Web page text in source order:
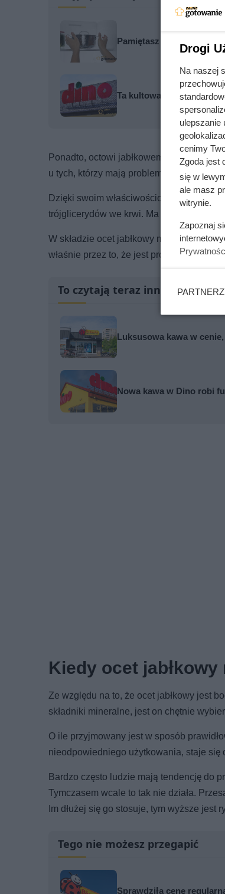
Pamiętasz ją z wakacji u
Ta kultowa kawa mocno
Ponadto, octowi jabłkowemu przypisuje
u tych, którzy mają problemy ze zbyt
Dzięki swoim właściwościom można
trójglicerydów we krwi. Ma to bardzo
W składzie ocet jabłkowy ma korzystne
właśnie przez to, że jest probiotykiem.
To czytają teraz inni
Luksusowa kawa w
Nowa kawa w Dino robi
Kiedy ocet
Ze względu na to, że ocet jabłkowy jest
składniki mineralne, jest on chętnie
O ile przyjmowany jest w sposób
nieodpowiedniego użytkowania, staje
Bardzo często ludzie mają tendencję do
Tymczasem wcale to tak nie działa.
Im dłużej się go stosuje, tym wyższe jest
Tego nie możesz przegapić
Sprawdziła cenę
Drogi
Na naszej
ulepszanie
cenimy
Zgoda jest
się w
ale masz
witrynie.
Zapoznaj